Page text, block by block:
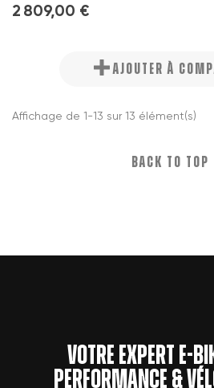
2 809,00 €
AJOUTER À
Affichage de 1-13 sur 13 élément(s)
Back to top
Votre expert e-
performance &